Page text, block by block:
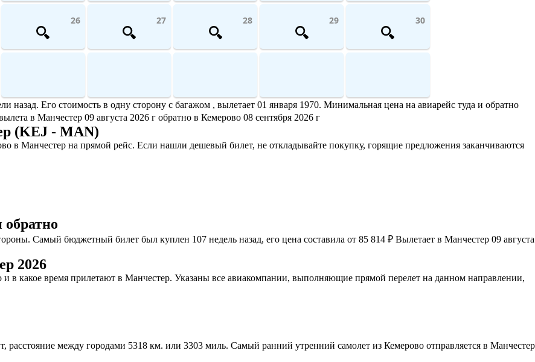
26 27 28 29 30
Его стоимость в одну сторону с багажом , вылетает 01 января 1970. Минимальная цена на авиарейс туда и обратно
в Манчестер 09 августа 2026 г обратно в Кемерово 08 сентября 2026 г
(KEJ - MAN)
в Манчестер на прямой рейс. Если нашли дешевый билет, не откладывайте покупку, горящие предложения заканчиваются
Самый бюджетный билет был куплен 107 недель назад, его цена составила от 85 814 ₽ Вылетает в Манчестер 09 августа
2026
в какое время прилетают в Манчестер. Указаны все авиакомпании, выполняющие прямой перелет на данном направлении,
расстояние между городами 5318 км. или 3303 миль. Самый ранний утренний самолет из Кемерово отправляется в Манчестер